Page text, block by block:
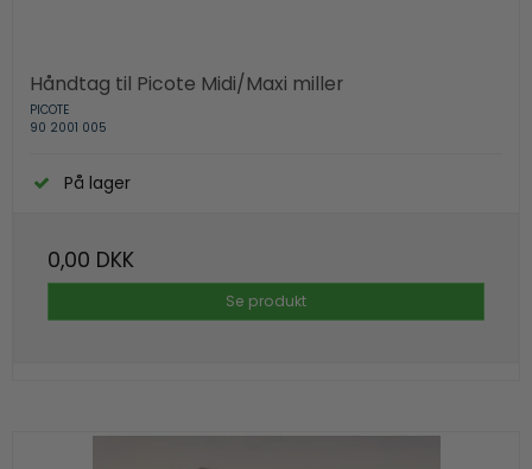
Håndtag til Picote Midi/Maxi miller
PICOTE
90 2001 005
På lager
0,00 DKK
Se produkt